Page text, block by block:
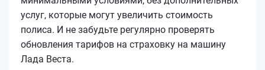
услуг, которые могут увеличить стоимость
полиса. И не забудьте регулярно проверять
обновления тарифов на страховку на машину
Лада Веста.